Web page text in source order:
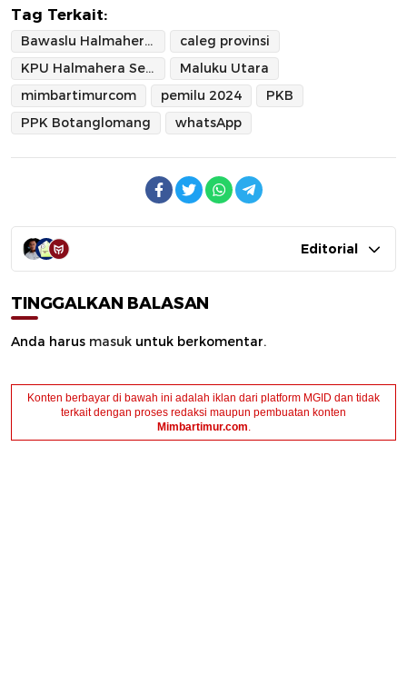
Tag Terkait:
Bawaslu Halmahera Selatan
caleg provinsi
KPU Halmahera Selatan
Maluku Utara
mimbartimurcom
pemilu 2024
PKB
PPK Botanglomang
whatsApp
Editorial
TINGGALKAN BALASAN
Anda harus masuk untuk berkomentar.
Konten berbayar di bawah ini adalah iklan dari platform MGID dan tidak
terkait dengan proses redaksi maupun pembuatan konten
Mimbartimur.com